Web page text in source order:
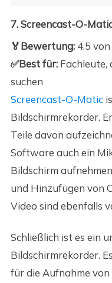
7. Screencast-O-
🏅Bewertung:4.5 von
✅Best für:Fachleute,
suchen
Screencast-O-Matic
Bildschirmrekorder.
Teile davon
Software auch ein
Bildschirm
und Hinzufügen von
Video sind ebenfalls
Schließlich ist es ein
Bildschirmrekorder.
für die Aufnahme